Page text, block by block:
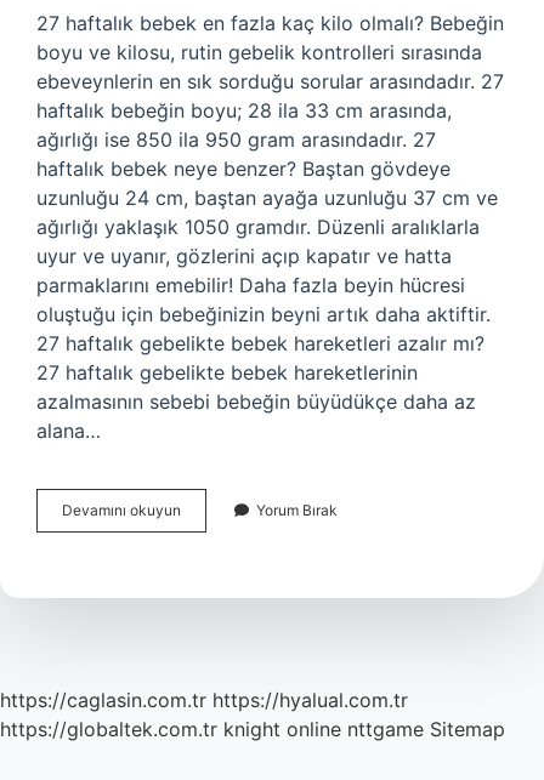
27 haftalık bebek en fazla kaç kilo olmalı? Bebeğin
boyu ve kilosu, rutin gebelik kontrolleri sırasında
ebeveynlerin en sık sorduğu sorular arasındadır. 27
haftalık bebeğin boyu; 28 ila 33 cm arasında,
ağırlığı ise 850 ila 950 gram arasındadır. 27
haftalık bebek neye benzer? Baştan gövdeye
uzunluğu 24 cm, baştan ayağa uzunluğu 37 cm ve
ağırlığı yaklaşık 1050 gramdır. Düzenli aralıklarla
uyur ve uyanır, gözlerini açıp kapatır ve hatta
parmaklarını emebilir! Daha fazla beyin hücresi
oluştuğu için bebeğinizin beyni artık daha aktiftir.
27 haftalık gebelikte bebek hareketleri azalır mı?
27 haftalık gebelikte bebek hareketlerinin
azalmasının sebebi bebeğin büyüdükçe daha az
alana…
Devamını okuyun
Haftalik
Kilo
Yorum Bırak
https://caglasin.com.tr https://hyalual.com.tr
https://globaltek.com.tr knight online nttgame Sitemap